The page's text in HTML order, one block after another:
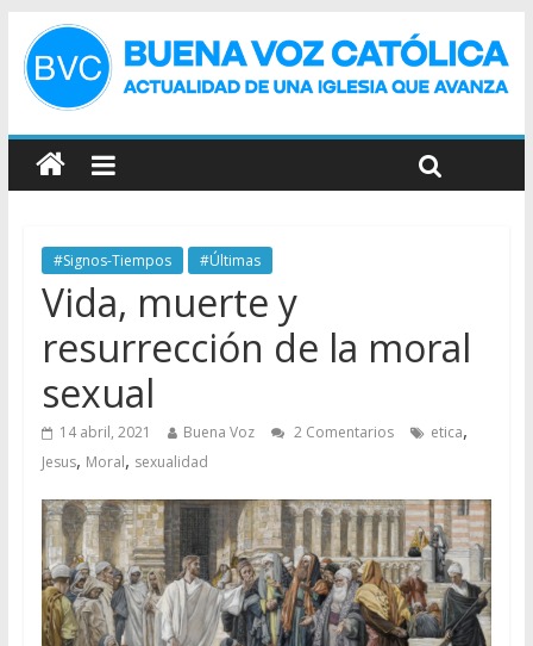
#Signos-Tiempos #Últimas
Vida, muerte y
resurrección de la moral
sexual
14 abril, 2021 Buena Voz 2 Comentarios etica,
Jesus, Moral, sexualidad